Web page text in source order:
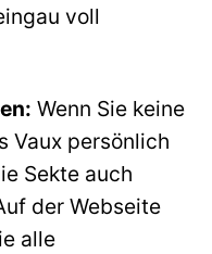
voll
Wenn Sie keine
Vaux persönlich
Sekte auch
der Webseite
alle